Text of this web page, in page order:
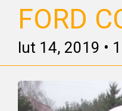
FORD
lut 14, 2019 •